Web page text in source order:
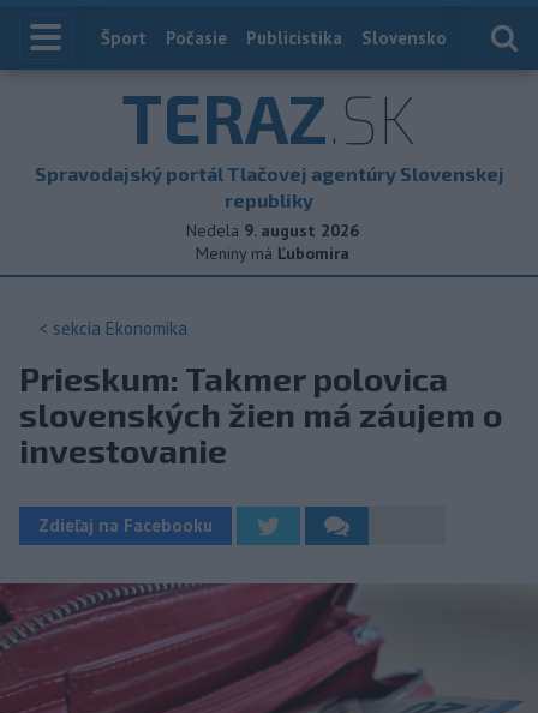
Index
Šport Počasie Publicistika Slovensko
TERAZ.SK
Spravodajský portál Tlačovej agentúry Slovenskej
republiky
Nedela 9. august 2026
Meniny má Ľubomíra
< sekcia Ekonomika
Prieskum: Takmer polovica
slovenských žien má záujem o
investovanie
Zdieľaj na Facebooku